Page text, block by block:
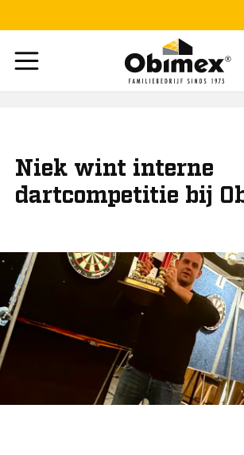
Niek wint interne
dartcompetitie bij